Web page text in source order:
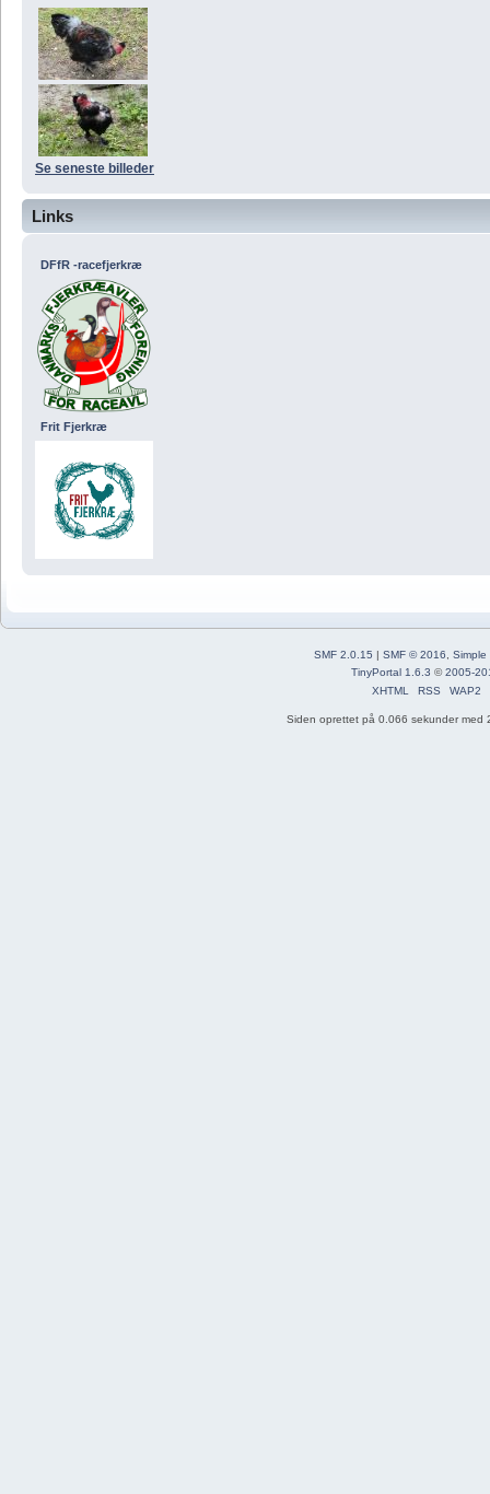
Se seneste billeder
Links
DFfR -racefjerkræ
Frit Fjerkræ
SMF 2.0.15 | SMF © 2016, Simple
TinyPortal 1.6.3 ©2005-
XHTML
RSS WAP2
Siden oprettet på 0.066 sekunder med